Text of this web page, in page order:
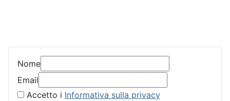
Nome
Email
Accetto i Informativa sulla privacy